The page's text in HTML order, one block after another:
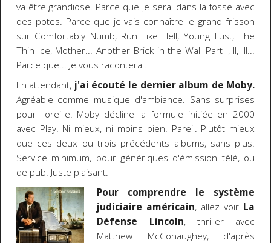
va être grandiose. Parce que je serai dans la fosse avec
des potes. Parce que je vais connaître le grand frisson
sur Comfortably Numb, Run Like Hell, Young Lust, The
Thin Ice, Mother... Another Brick in the Wall Part I, II, III...
Parce que... Je vous raconterai.
En attendant, j'ai écouté le dernier album de Moby.
Agréable comme musique d'ambiance. Sans surprises
pour l'oreille. Moby décline la formule initiée en 2000
avec Play. Ni mieux, ni moins bien. Pareil. Plutôt mieux
que ces deux ou trois précédents albums, sans plus.
Service minimum, pour génériques d'émission télé, ou
de pub. Juste plaisant.
Pour comprendre le système
judiciaire américain, allez voir La
Défense Lincoln, thriller avec
Matthew McConaughey, d'après